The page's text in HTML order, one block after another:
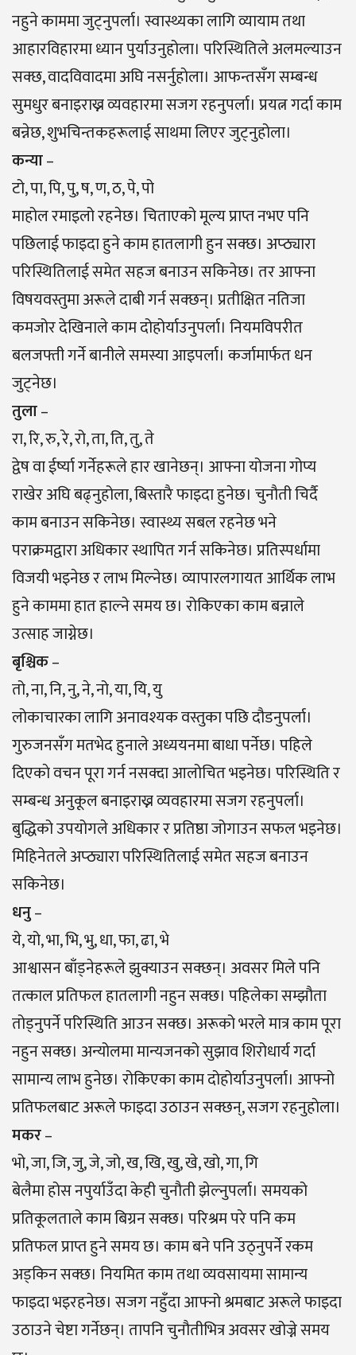
नहुने काममा जुट्नुपर्ला। स्वास्थ्यका लागि व्यायाम तथा
आहारविहारमा ध्यान पुर्याउनुहोला। परिस्थितिले अलमल्याउन
सक्छ, वादविवादमा अघि नसर्नुहाेला। आफन्तसँग सम्बन्ध
सुमधुर बनाइराख्न व्यवहारमा सजग रहनुपर्ला। प्रयत्न गर्दा काम
बन्नेछ, शुभचिन्तकहरूलाई साथमा लिएर जुट्नुहोला।
कन्या–
टो, पा, पि, पु, ष, ण, ठ, पे, पो
माहोल रमाइलो रहनेछ। चिताएको मूल्य प्राप्त नभए पनि
पछिलाई फाइदा हुने काम हातलागी हुन सक्छ। अप्ठ्यारा
परिस्थितिलाई समेत सहज बनाउन सकिनेछ। तर आफ्ना
विषयवस्तुमा अरूले दाबी गर्न सक्छन्। प्रतीक्षित नतिजा
कमजोर देखिनाले काम दोहोर्याउनुपर्ला। नियमविपरीत
बलजफ्ती गर्ने बानीले समस्या आइपर्ला। कर्जामार्फत धन
जुट्नेछ।
तुला–
रा, रि, रु, रे, रो, ता, ति, तु, ते
द्वेष वा ईर्ष्या गर्नेहरूले हार खानेछन्। आफ्ना योजना गोप्य
राखेर अघि बढ्नुहोला, बिस्तारै फाइदा हुनेछ। चुनौती चिर्दै
काम बनाउन सकिनेछ। स्वास्थ्य सबल रहनेछ भने
पराक्रमद्वारा अधिकार स्थापित गर्न सकिनेछ। प्रतिस्पर्धामा
विजयी भइनेछ र लाभ मिल्नेछ। व्यापारलगायत आर्थिक लाभ
हुने काममा हात हाल्ने समय छ। रोकिएका काम बन्नाले
उत्साह जाग्नेछ।
बृश्चिक–
तो, ना, नि, नु, ने, नो, या, यि, यु
लोकाचारका लागि अनावश्यक वस्तुका पछि दौडनुपर्ला।
गुरुजनसँग मतभेद हुनाले अध्ययनमा बाधा पर्नेछ। पहिले
दिएकाे वचन पूरा गर्न नसक्दा आलोचित भइनेछ। परिस्थिति र
सम्बन्ध अनुकूल बनाइराख्न व्यवहारमा सजग रहनुपर्ला।
बुद्धिको उपयोगले अधिकार र प्रतिष्ठा जोगाउन सफल भइनेछ।
मिहिनेतले अप्ठ्यारा परिस्थितिलाई समेत सहज बनाउन
सकिनेछ।
धनु–
ये, यो, भा, भि, भु, धा, फा, ढा, भे
आश्वासन बाँड्नेहरूले झुक्याउन सक्छन्। अवसर मिले पनि
तत्काल प्रतिफल हातलागी नहुन सक्छ। पहिलेका सम्झौता
तोड्नुपर्ने परिस्थिति आउन सक्छ। अरूको भरले मात्र काम पूरा
नहुन सक्छ। अन्योलमा मान्यजनको सुझाव शिरोधार्य गर्दा
सामान्य लाभ हुनेछ। रोकिएका काम दोहोर्याउनुपर्ला। आफ्नो
प्रतिफलबाट अरूले फाइदा उठाउन सक्छन्, सजग रहनुहाेला।
मकर–
भो, जा, जि, जु, जे, जो, ख, खि, खु, खे, खो, गा, गि
बेलैमा होस नपुर्याउँदा केही चुनौती झेल्नुपर्ला। समयको
प्रतिकूलताले काम बिग्रन सक्छ। परिश्रम परे पनि कम
प्रतिफल प्राप्त हुने समय छ। काम बने पनि उठ्नुपर्ने रकम
अड्किन सक्छ। नियमित काम तथा व्यवसायमा सामान्य
फाइदा भइरहनेछ। सजग नहुँदा आफ्नो श्रमबाट अरूले फाइदा
उठाउने चेष्टा गर्नेछन्। तापनि चुनौतीभित्र अवसर खोज्ने समय